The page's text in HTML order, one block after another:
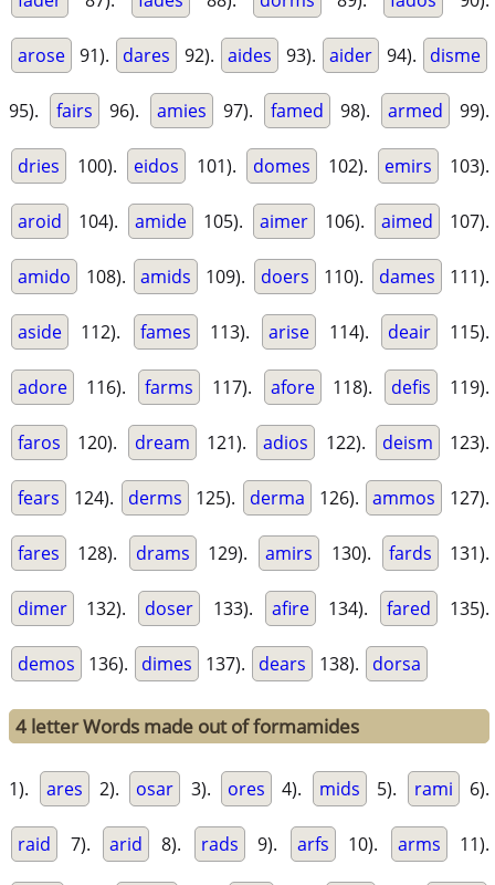
arose 91). dares 92). aides 93). aider 94). disme
95). fairs 96). amies 97). famed 98). armed 99).
dries 100). eidos 101). domes 102). emirs 103).
aroid 104). amide 105). aimer 106). aimed 107).
amido 108). amids 109). doers 110). dames 111).
aside 112). fames 113). arise 114). deair 115).
adore 116). farms 117). afore 118). defis 119).
faros 120). dream 121). adios 122). deism 123).
fears 124). derms 125). derma 126). ammos 127).
fares 128). drams 129). amirs 130). fards 131).
dimer 132). doser 133). afire 134). fared 135).
demos 136). dimes 137). dears 138). dorsa
4 letter Words made out of formamides
1). ares 2). osar 3). ores 4). mids 5). rami 6).
raid 7). arid 8). rads 9). arfs 10). arms 11).